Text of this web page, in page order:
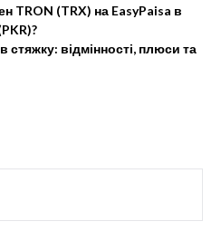
TRON (TRX) на EasyPaisa в
стяжку: відмінності, плюси та